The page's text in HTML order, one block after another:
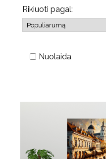
Rikiuoti pagal:
Nuolaida